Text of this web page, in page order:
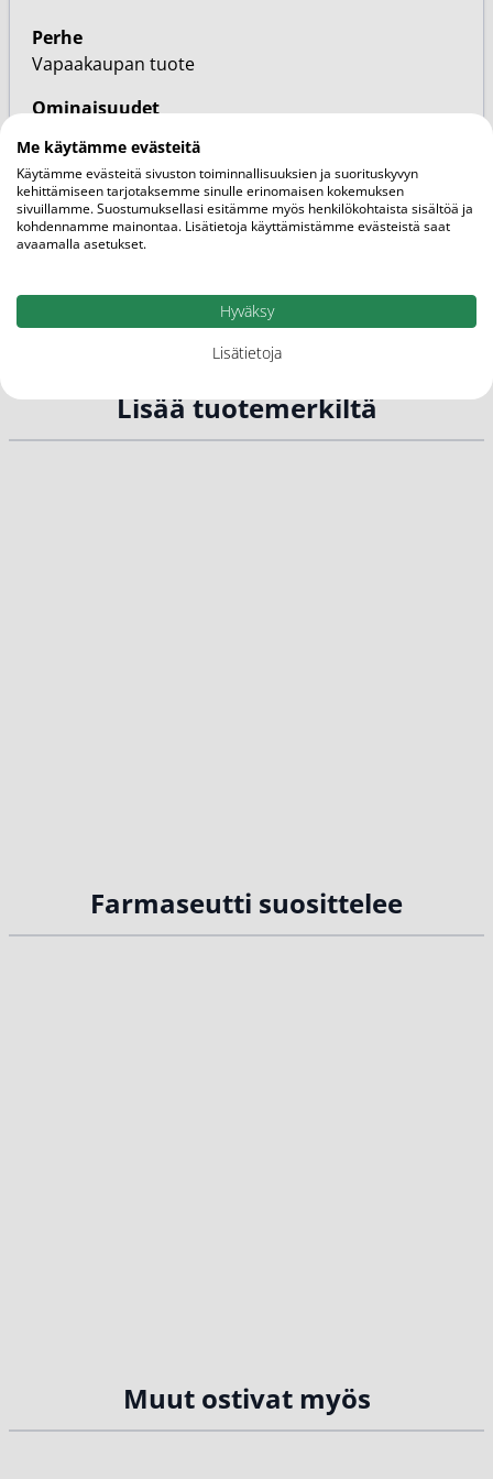
Perhe
Vapaakaupan tuote
Ominaisuudet
Kategoriat
Kasvovedet ja misellivedet
Kasvojen puhdistus
Lisää tuotemerkiltä
Farmaseutti suosittelee
Muut ostivat myös
Me käytämme evästeitä
Käytämme evästeitä sivuston toiminnallisuuksien ja suorituskyvyn
kehittämiseen tarjotaksemme sinulle erinomaisen kokemuksen
sivuillamme. Suostumuksellasi esitämme myös henkilökohtaista sisältöä ja
kohdennamme mainontaa. Lisätietoja käyttämistämme evästeistä saat
avaamalla asetukset.
Hyväksy
Lisätietoja